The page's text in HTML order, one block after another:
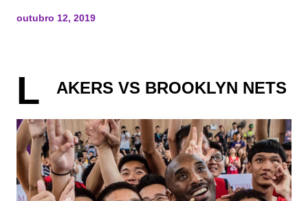
outubro 12, 2019
L AKERS VS BROOKLYN NETS